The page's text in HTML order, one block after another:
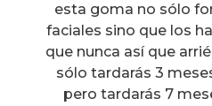
esta goma no sólo
faciales sino que los
que nunca así que
sólo tardarás 3
pero tardarás 7